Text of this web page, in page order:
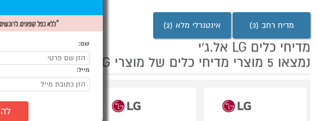
מדיח רחב (3) אינטגרלי מלא (2)
מדיחי כלים LG אל.ג'י
נמצאו 5 מוצרי מדיחי כלים של מוצרי LG אל.ג'י
שם:
מייל: